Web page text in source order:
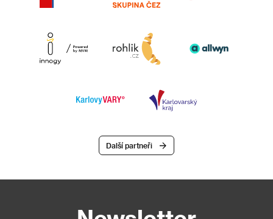
Další partneři